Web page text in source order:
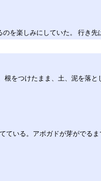
を楽しみにしていた。 行き
をつけたまま、土、泥を落
いる。アボガドが芽がでる